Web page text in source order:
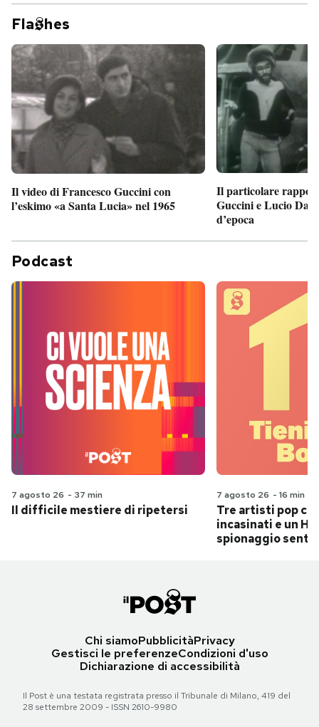
Fla hes
Il video di Francesco Guccini con
l’eskimo «a Santa Lucia» nel 1965
Il particolare
Guccini e Lucio
d’epoca
Podcast
7 agosto 26 - 37 min
Il difficile mestiere di ripetersi
7 agosto 26 - 16 min
Tre artisti pop
incasinati e un
spionaggio
Chi siamoPubblicitàPrivacy
Gestisci le preferenzeCondizioni d'uso
Dichiarazione di accessibilità
Il Post è una testata registrata presso il Tribunale di Milano, 419 del
28 settembre 2009 - ISSN 2610-9980